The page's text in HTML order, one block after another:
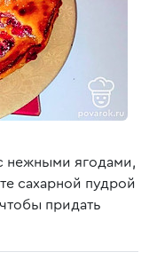
нежными ягодами,
сахарной пудрой
придать